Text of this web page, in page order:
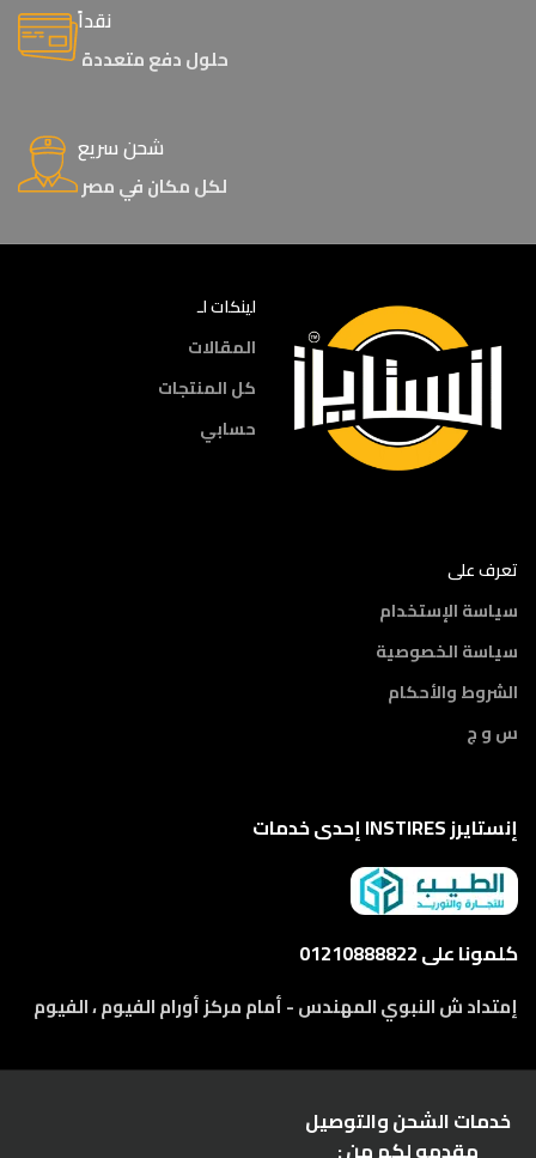
نقداً
حلول دفع متعددة
شحن سريع
لكل مكان في مصر
لينكات لـ
المقالات
كل المنتجات
حسابي
تعرف على
سياسة الإستخدام
سياسة الخصوصية
الشروط والأحكام
س و ج
إنستايرز INSTIRES إحدى خدمات
كلمونا على 01210888822
إمتداد ش النبوي المهندس - أمام مركز أورام الفيوم ، الفيوم
خدمات الشحن والتوصيل
مقدمه لكم من :